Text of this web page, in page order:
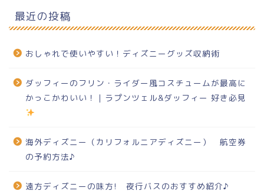
最近の投稿
おしゃれで使いやすい！ディズニーグッズ収納術
ダッフィーのフリン・ライダー風コスチュームが最高に
かっこかわいい！｜ラプンツェル&ダッフィー 好き必見
海外ディズニー（カリフォルニアディズニー） 航空券
の予約方法♪
遠方ディズニーの味方! 夜行バスのおすすめ紹介♪